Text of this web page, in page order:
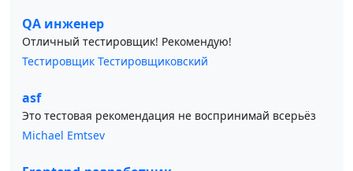
QA инженер
Отличный тестировщик! Рекомендую!
Тестировщик Тестировщиковский
asf
Это тестовая рекомендация не воспринимай всерьёз
Michael Emtsev